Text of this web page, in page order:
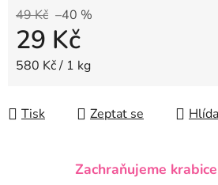
49 Kč –40 %
29 Kč
Měrná cena:
580 Kč / 1 kg
Tisk Zeptat se
Zachraňujeme